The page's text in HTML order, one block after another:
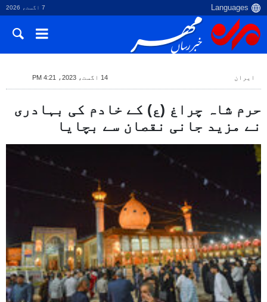
7 اگست، 2026
ایران 14 اگست، 2023، 4:21 PM
حرم شاہ چراغ (ع) کے خادم کی بہادری
نے مزید جانی نقصان سے بچایا